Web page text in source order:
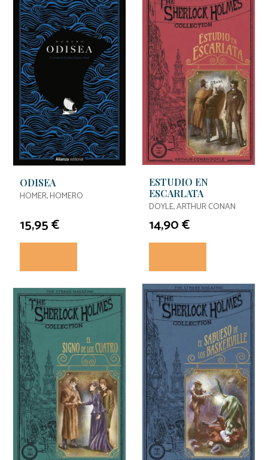
ODISEA
HOMER, HOMERO
15,95 €
ESTUDIO EN
ESCARLATA
DOYLE, ARTHUR CONAN
14,90 €